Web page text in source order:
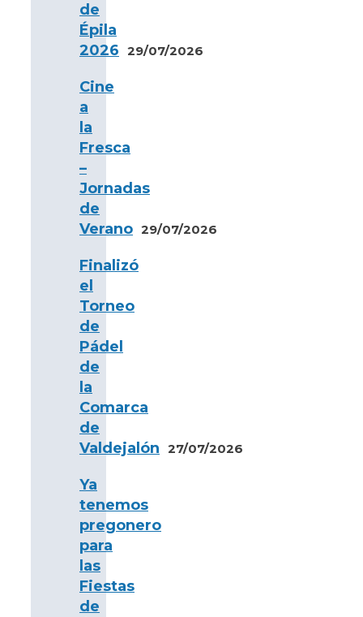
de
Épila
2026 29/07/2026
Cine
a
la
Fresca
–
Jornadas
de
Verano 29/07/2026
Finalizó
el
Torneo
de
Pádel
de
la
Comarca
de
Valdejalón 27/07/2026
Ya
tenemos
pregonero
para
las
Fiestas
de